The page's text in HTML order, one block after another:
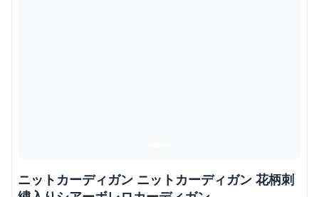
ニットカーディガン ニットカーディガン 花柄刺